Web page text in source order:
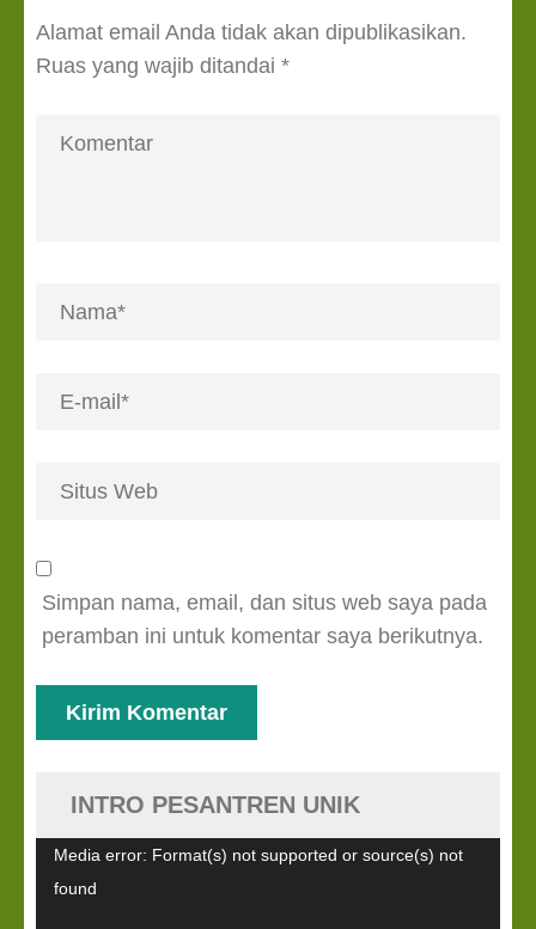
Alamat email Anda tidak akan dipublikasikan.
Ruas yang wajib ditandai *
Simpan nama, email, dan situs web saya pada
peramban ini untuk komentar saya berikutnya.
INTRO PESANTREN UNIK
Pemutar
Video
Media error: Format(s) not supported or source(s) not
found